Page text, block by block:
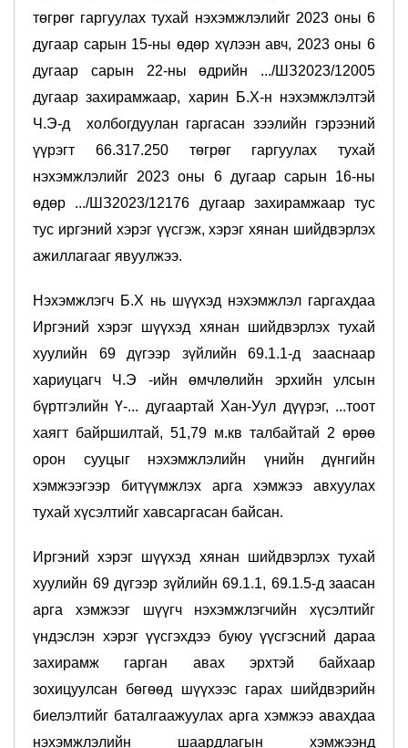
төгрөг гаргуулах тухай нэхэмжлэлийг 2023 оны 6
дугаар сарын 15-ны өдөр хүлээн авч, 2023 оны 6
дугаар сарын 22-ны өдрийн .../ШЗ2023/12005
дугаар захирамжаар, харин Б.Х-н нэхэмжлэлтэй
Ч.Э-д холбогдуулан гаргасан зээлийн гэрээний
үүрэгт 66.317.250 төгрөг гаргуулах тухай
нэхэмжлэлийг 2023 оны 6 дугаар сарын 16-ны
өдөр .../ШЗ2023/12176 дугаар захирамжаар тус
тус иргэний хэрэг үүсгэж, хэрэг хянан шийдвэрлэх
ажиллагааг явуулжээ.
Нэхэмжлэгч Б.Х нь шүүхэд нэхэмжлэл гаргахдаа
Иргэний хэрэг шүүхэд хянан шийдвэрлэх тухай
хуулийн 69 дүгээр зүйлийн 69.1.1-д зааснаар
хариуцагч Ч.Э -ийн өмчлөлийн эрхийн улсын
бүртгэлийн Ү-... дугаартай Хан-Уул дүүрэг, ...тоот
хаягт байршилтай, 51,79 м.кв талбайтай 2 өрөө
орон сууцыг нэхэмжлэлийн үнийн дүнгийн
хэмжээгээр битүүмжлэх арга хэмжээ авхуулах
тухай хүсэлтийг хавсаргасан байсан.
Иргэний хэрэг шүүхэд хянан шийдвэрлэх тухай
хуулийн 69 дүгээр зүйлийн 69.1.1, 69.1.5-д заасан
арга хэмжээг шүүгч нэхэмжлэгчийн хүсэлтийг
үндэслэн хэрэг үүсгэхдээ буюу үүсгэсний дараа
захирамж гарган авах эрхтэй байхаар
зохицуулсан бөгөөд шүүхээс гарах шийдвэрийн
биелэлтийг баталгаажуулах арга хэмжээ авахдаа
нэхэмжлэлийн шаардлагын хэмжээнд